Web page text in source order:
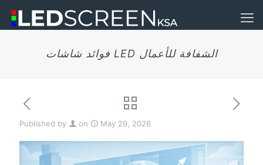
فوائد شاشات LED الشفافة للأعمال
Published by on May 29, 2026